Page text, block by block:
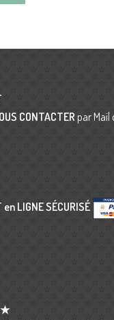
CONTACTER par Mail
en LIGNE SÉCURISÉ